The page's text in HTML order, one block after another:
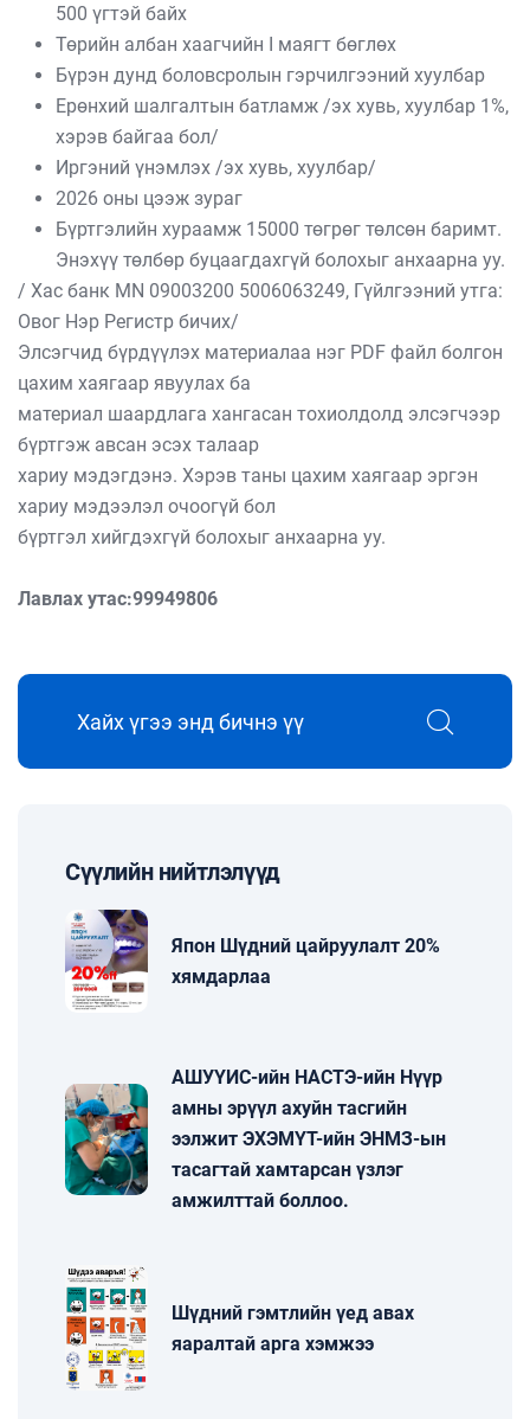
500 үгтэй байх
Төрийн албан хаагчийн I маягт бөглөх
Бүрэн дунд боловсролын гэрчилгээний хуулбар
Ерөнхий шалгалтын батламж /эх хувь, хуулбар 1%,
хэрэв байгаа бол/
Иргэний үнэмлэх /эх хувь, хуулбар/
2026 оны цээж зураг
Бүртгэлийн хураамж 15000 төгрөг төлсөн баримт.
Энэхүү төлбөр буцаагдахгүй болохыг анхаарна уу.
/ Хаc банк MN 09003200 5006063249, Гүйлгээний утга:
Овог Нэр Регистр бичих/
Элсэгчид бүрдүүлэх материалаа нэг PDF файл болгон
цахим хаягаар явуулах ба
материал шаардлага хангасан тохиолдолд элсэгчээр
бүртгэж авсан эсэх талаар
хариу мэдэгдэнэ. Хэрэв таны цахим хаягаар эргэн
хариу мэдээлэл очоогүй бол
бүртгэл хийгдэхгүй болохыг анхаарна уу.
Лавлах утас:99949806
Сүүлийн нийтлэлүүд
Япон Шүдний цайруулалт 20%
хямдарлаа
АШУҮИС-ийн НАСТЭ-ийн Нүүр
амны эрүүл ахуйн тасгийн
ээлжит ЭХЭМҮТ-ийн ЭНМЗ-ын
тасагтай хамтарсан үзлэг
амжилттай боллоо.
Шүдний гэмтлийн үед авах
яаралтай арга хэмжээ